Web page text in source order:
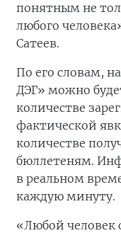
понятным не
любого
Сатеев.
По его словам,
ДЭГ» можно
количестве
фактической
количестве
бюллетеням.
в реальном
каждую минуту.
«Любой человек